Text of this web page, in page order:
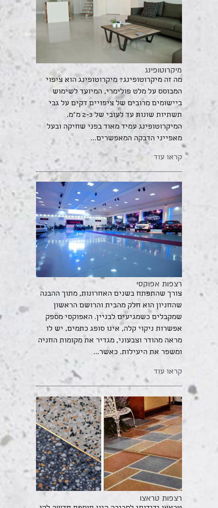
מיקרוטופינג
מה זה מיקרוטופינג? מיקרוטופינג הוא ציפוי
המבוסס על מלט פולימרי, המיועד לשימוש
ביישומים מרובים של ציפויים דקים על גבי
תשתיות שונות עד לעובי של 2-3 מ"מ.
המיקרוטופינג עמיד מאוד בפני שחיקה ובעל
מאפייני הדבקה המאפשרים...
קראו עוד
רצפות אפוקסי
צורך שהתפתח בשנים האחרונות, מתוך ההבנה
שהחניון הוא חלק מהבית והרושם הראשון
שמקבלים כשמגיעים לבניין. האפוקסי מספק
אפשרות ניקוי קלה, אינו סופג כתמים, יש לו
מראה מהודר וצבעוני, מגדיר את מקומות החניה
ומשפר את היעילות. כאשר...
קראו עוד
רצפות טראצו